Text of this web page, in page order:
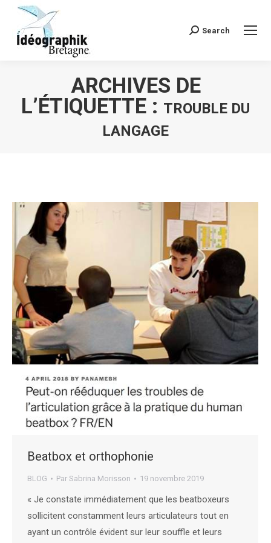
Recherche
Search
ARCHIVES DE
L’ÉTIQUETTE : TROUBLE DU
LANGAGE
Beatbox et orthophonie
BLOG Par Sabrina Morisson 19 novembre 2019
« Je constate immédiatement que les beatboxeurs
sollicitent constamment leurs articulateurs tout en
ayant un contrôle évident sur leur souffle et leurs